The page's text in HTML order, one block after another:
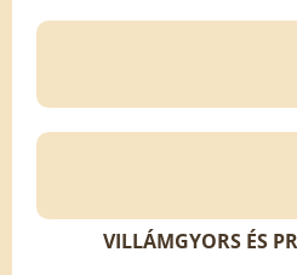
VILLÁMGYORS ÉS